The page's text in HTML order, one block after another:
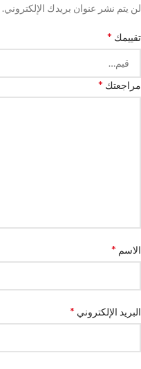
لن يتم نشر عنوان بريدك الإلكتروني.
تقييمك *
مراجعتك *
الاسم *
البريد الإلكتروني *